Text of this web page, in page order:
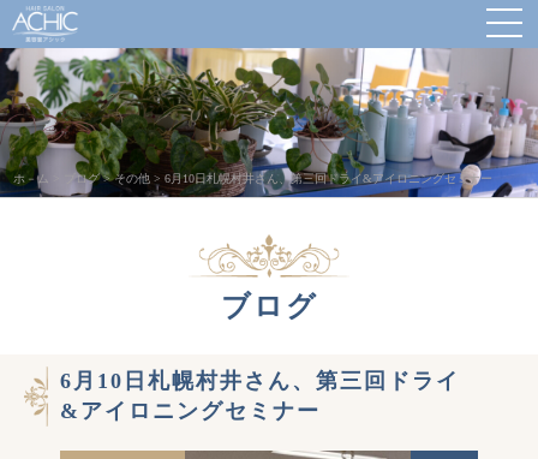
ホ－ム ブログ>その他 >6月10日札幌村井さん、第三回ドライ&アイロニングセミナー
ブログ
6月10日札幌村井さん、第三回ドライ
&アイロニングセミナー